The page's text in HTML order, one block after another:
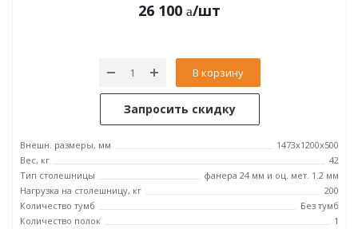
26 100 /шт
В корзину
Запросить скидку
Внешн. размеры, мм
1473x1200x500
Вес, кг
42
Тип столешницы
фанера 24 мм и оц. мет. 1.2 мм
Нагрузка на столешницу, кг
200
Количество тумб
Без тумб
Количество полок
1